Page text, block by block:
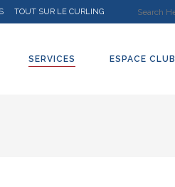
TOUT SUR LE CURLING
SERVICES ESPACE CLUB